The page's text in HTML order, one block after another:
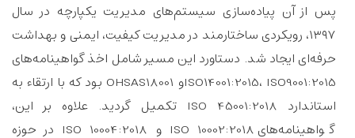
پس از آن پیاده‌سازی سیستم‌های مدیریت یکپارچه در سال
۱۳۹۷، رویکردی ساختارمند در مدیریت کیفیت، ایمنی و بهداشت
حرفه‌ای ایجاد شد. دستاورد این مسیر شامل اخذ گواهینامه‌های
ISO14001:2015، ISO9001:2015و OHSAS18001 بود که با ارتقاء به
استاندارد ISO 45001:2018 تکمیل گردید. علاوه بر این،
گواهینامه‌های ISO 10002:2018 و ISO 10004:2018 در حوزه